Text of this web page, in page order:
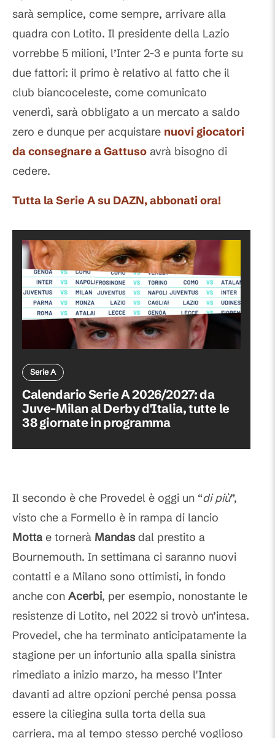
sarà semplice, come sempre, arrivare alla
quadra con Lotito. Il presidente della Lazio
vorrebbe 5 milioni, l’Inter 2-3 e punta forte su
due fattori: il primo è relativo al fatto che il
club biancoceleste, come comunicato
venerdì, sarà obbligato a un mercato a saldo
zero e dunque per acquistare nuovi giocatori
da consegnare aGattuso avrà bisogno di
cedere.
Tutta la Serie A su DAZN, abbonati ora!
Serie A
Calendario Serie A 2026/2027: da
Juve-Milan al Derby d'Italia, tutte le
38 giornate in programma
Il secondo è che Provedel è oggi un “di più”,
visto che a Formello è in rampa di lancio
Motta e tornerà Mandas dal prestito a
Bournemouth. In settimana ci saranno nuovi
contatti e a Milano sono ottimisti, in fondo
anche con Acerbi, per esempio, nonostante le
resistenze di Lotito, nel 2022 si trovò un’intesa.
Provedel, che ha terminato anticipatamente la
stagione per un infortunio alla spalla sinistra
rimediato a inizio marzo, ha messo l'Inter
davanti ad altre opzioni perché pensa possa
essere la ciliegina sulla torta della sua
carriera, ma al tempo stesso perché voglioso